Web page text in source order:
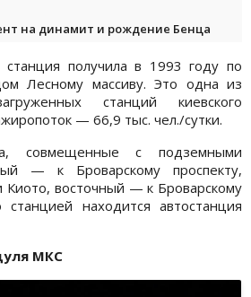
на динамит и рождение Бенца
получила в 1993 году по
Лесному массиву. Это одна из
станций киевского
— 66,9 тыс. чел./сутки.
совмещенные с подземными
— к Броварскому проспекту,
восточный — к Броварскому
находится автостанция
МКС